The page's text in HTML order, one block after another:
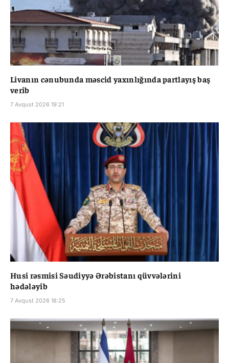
Livanın cənubunda məscid yaxınlığında partlayış baş
verib
7 Avqust 2026 19:21
Husi rəsmisi Səudiyyə Ərəbistanı qüvvələrini
hədələyib
7 Avqust 2026 18:25